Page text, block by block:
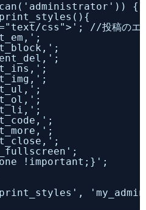
{
css">'; //投稿のエデ
!important;}';